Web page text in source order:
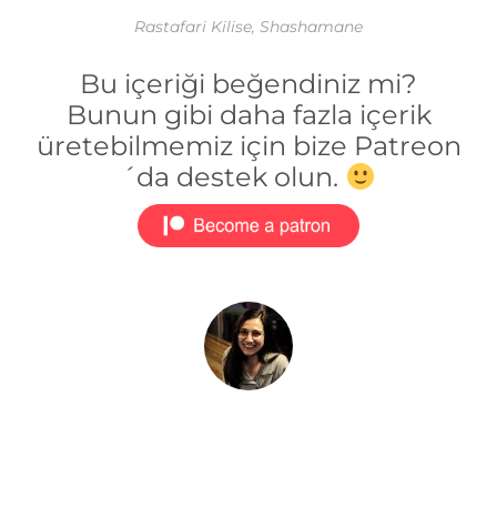
Rastafari Kilise, Shashamane
Bu içeriği beğendiniz mi?
Bunun gibi daha fazla içerik
üretebilmemiz için bize Patreon
´da destek olun.